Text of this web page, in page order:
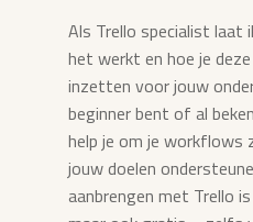
Als Trello specialist laat
het werkt en hoe je
inzetten voor jouw
beginner bent of al
help je om je workflows
jouw doelen
aanbrengen met Trello